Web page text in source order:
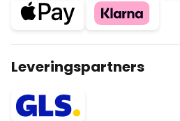
Leveringspartners